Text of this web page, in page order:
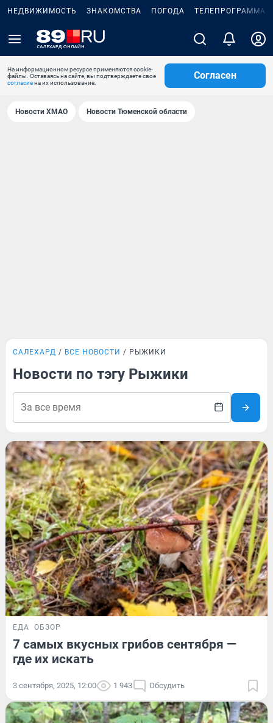
НЕДВИЖИМОСТЬ ЗНАКОМСТВА ПОГОДА ТЕЛЕПРОГРАММА
На информационном ресурсе применяются cookie-
файлы. Оставаясь на сайте, вы подтверждаете свое
согласиена их использование.
Согласен
Новости ХМАО Новости Тюменской области
САЛЕХАРД ВСЕ НОВОСТИ РЫЖИКИ
Новости по тэгу Рыжики
ЕДА ОБЗОР
7 самых вкусных грибов сентября —
где их искать
3 сентября, 2025, 12:00 1 943 Обсудить